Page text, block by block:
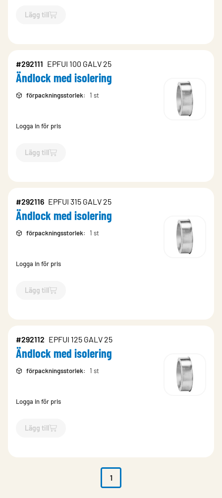
Lägg till
`$Lägg till
#292111 EPFUI 100 GALV 25
Ändlock med isolering
förpackningsstorlek: 1 st
Logga in för pris
Lägg till
`$Lägg till
#292116 EPFUI 315 GALV 25
Ändlock med isolering
förpackningsstorlek: 1 st
Logga in för pris
Lägg till
`$Lägg till
#292112 EPFUI 125 GALV 25
Ändlock med isolering
förpackningsstorlek: 1 st
Logga in för pris
Lägg till
`$Lägg till
1